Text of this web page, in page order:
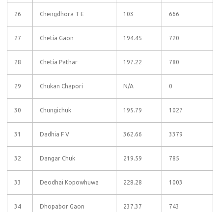
26 Chengdhora T E 103 666
27 Chetia Gaon 194.45 720
28 Chetia Pathar 197.22 780
29 Chukan Chapori N/A 0
30 Chungichuk 195.79 1027
31 Dadhia F V 362.66 3379
32 Dangar Chuk 219.59 785
33 Deodhai Kopowhuwa 228.28 1003
34 Dhopabor Gaon 237.37 743